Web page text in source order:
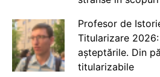
Profesor de
Titularizare
așteptările. Din
titularizabile